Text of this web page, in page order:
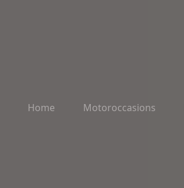
Home Motoroccasions